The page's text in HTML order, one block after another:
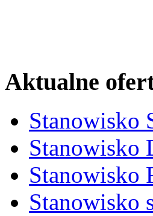
Aktualne
Stanowisko
Stanowisko
Stanowisko
Stanowisko